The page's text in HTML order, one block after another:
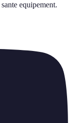
sante equipement.